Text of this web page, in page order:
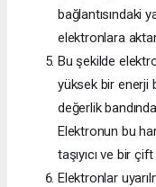
bağlantısındaki
elektronlara
Bu şekilde
yüksek bir enerji
değerlik
Elektronun bu
taşıyıcı ve bir
Elektronlar